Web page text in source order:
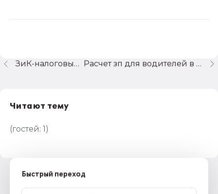
Расчет зп для водителей в ЗиК 251 как?
ЗиК-налоговый учет
Читают тему
(гостей: 1)
Быстрый переход